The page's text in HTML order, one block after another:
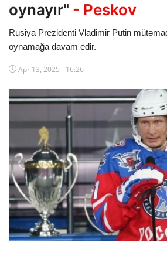
İdman
Kriminal
Mövqe
Maraqlı
Sağlıq
Digər
oynayır" - Peskov
Rusiya Prezidenti Vladimir Putin
oynamağa davam edir.
Apr 13, 2025 - 16:26